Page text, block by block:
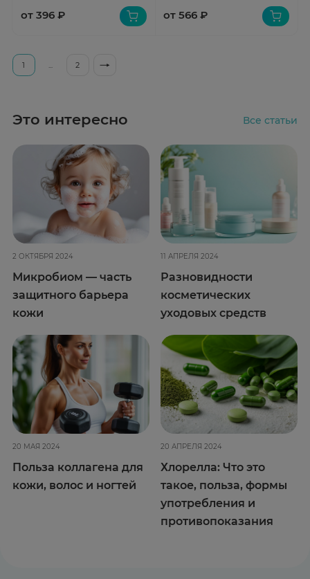
от 396 ₽ от 566 ₽
1 ... 2
Это интересно Все статьи
2 ОКТЯБРЯ 2024
Микробиом — часть
защитного барьера
кожи
11 АПРЕЛЯ 2024
Разновидности
косметических
уходовых средств
20 МАЯ 2024
Польза коллагена для
кожи, волос и ногтей
20 АПРЕЛЯ 2024
Хлорелла: Что это
такое, польза, формы
употребления и
противопоказания